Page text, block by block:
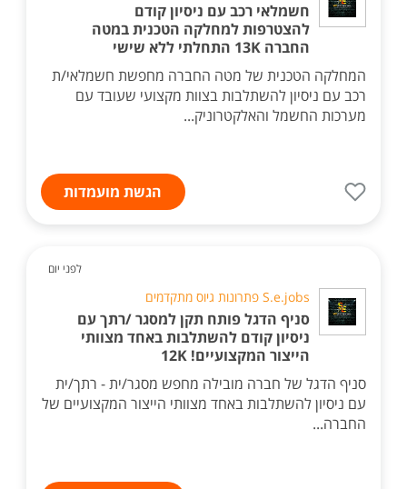
חשמלאי רכב עם ניסיון קודם
להצטרפות למחלקה הטכנית במטה
החברה 13K התחלתי ללא שישי
המחלקה הטכנית של מטה החברה מחפשת חשמלאי/ת
רכב עם ניסיון להשתלבות בצוות מקצועי שעובד עם
מערכות החשמל והאלקטרוניק...
הגשת מועמדות
לפני יום
S.e.jobs פתרונות גיוס מתקדמים
סניף הדגל פותח תקן למסגר /רתך עם
ניסיון קודם להשתלבות באחד מצוותי
הייצור המקצועיים! 12K
סניף הדגל של חברה מובילה מחפש מסגר/ית - רתך/ית
עם ניסיון להשתלבות באחד מצוותי הייצור המקצועיים של
החברה...